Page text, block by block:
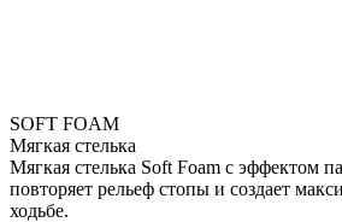
SOFT FOAM
Мягкая стелька
Мягкая стелька Soft Foam с эффектом
повторяет рельеф стопы и создает
ходьбе.